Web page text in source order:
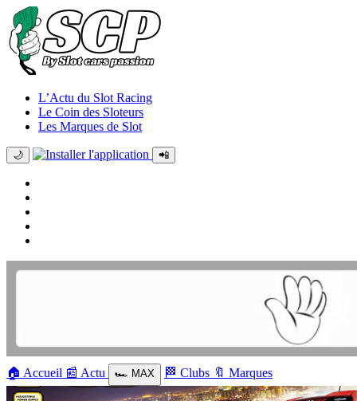
L’Actu du Slot Racing
Le Coin des Sloteurs
Les Marques de Slot
🌙 📲
🏠 Accueil 📰 Actu 🏎️ MAX 🏁 Clubs 🔖 Marques